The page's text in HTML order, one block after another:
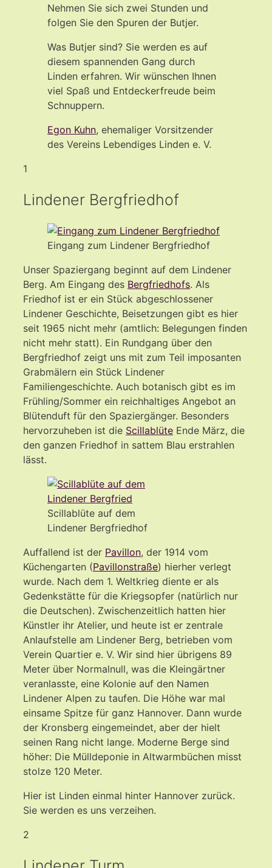
Nehmen Sie sich zwei Stunden und
folgen Sie den Spuren der Butjer.
Was Butjer sind? Sie werden es auf
diesem spannenden Gang durch
Linden erfahren. Wir wünschen Ihnen
viel Spaß und Entdeckerfreude beim
Schnuppern.
Egon Kuhn, ehemaliger Vorsitzender
des Vereins Lebendiges Linden e. V.
1
Lindener Bergfriedhof
Eingang zum Lindener Bergfriedhof
Unser Spaziergang beginnt auf dem Lindener
Berg. Am Eingang des Bergfriedhofs. Als
Friedhof ist er ein Stück abgeschlossener
Lindener Geschichte, Beisetzungen gibt es hier
seit 1965 nicht mehr (amtlich: Belegungen finden
nicht mehr statt). Ein Rundgang über den
Bergfriedhof zeigt uns mit zum Teil imposanten
Grabmälern ein Stück Lindener
Familiengeschichte. Auch botanisch gibt es im
Frühling/Sommer ein reichhaltiges Angebot an
Blütenduft für den Spaziergänger. Besonders
hervorzuheben ist die Scillablüte Ende März, die
den ganzen Friedhof in sattem Blau erstrahlen
lässt.
Scillablüte auf dem
Lindener Bergfriedhof
Auffallend ist der Pavillon, der 1914 vom
Küchengarten (Pavillonstraße) hierher verlegt
wurde. Nach dem 1. Weltkrieg diente er als
Gedenkstätte für die Kriegsopfer (natürlich nur
die Deutschen). Zwischenzeitlich hatten hier
Künstler ihr Atelier, und heute ist er zentrale
Anlaufstelle am Lindener Berg, betrieben vom
Verein Quartier e. V. Wir sind hier übrigens 89
Meter über Normalnull, was die Kleingärtner
veranlasste, eine Kolonie auf den Namen
Lindener Alpen zu taufen. Die Höhe war mal
einsame Spitze für ganz Hannover. Dann wurde
der Kronsberg eingemeindet, aber der hielt
seinen Rang nicht lange. Moderne Berge sind
höher: Die Mülldeponie in Altwarmbüchen misst
stolze 120 Meter.
Hier ist Linden einmal hinter Hannover zurück.
Sie werden es uns verzeihen.
2